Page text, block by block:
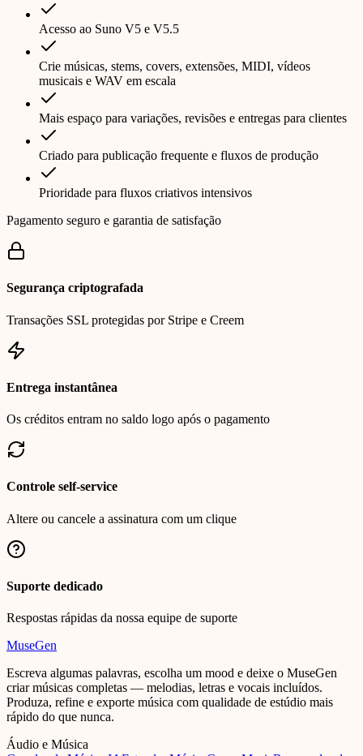
Acesso ao Suno V5 e V5.5
Crie músicas, stems, covers, extensões, MIDI, vídeos
musicais e WAV em escala
Mais espaço para variações, revisões e entregas para clientes
Criado para publicação frequente e fluxos de produção
Prioridade para fluxos criativos intensivos
Pagamento seguro e garantia de satisfação
Segurança criptografada
Transações SSL protegidas por Stripe e Creem
Entrega instantânea
Os créditos entram no saldo logo após o pagamento
Controle self-service
Altere ou cancele a assinatura com um clique
Suporte dedicado
Respostas rápidas da nossa equipe de suporte
MuseGen
Escreva algumas palavras, escolha um mood e deixe o MuseGen
criar músicas completas — melodias, letras e vocais incluídos.
Produza, refine e exporte música com qualidade de estúdio mais
rápido do que nunca.
Áudio e Música